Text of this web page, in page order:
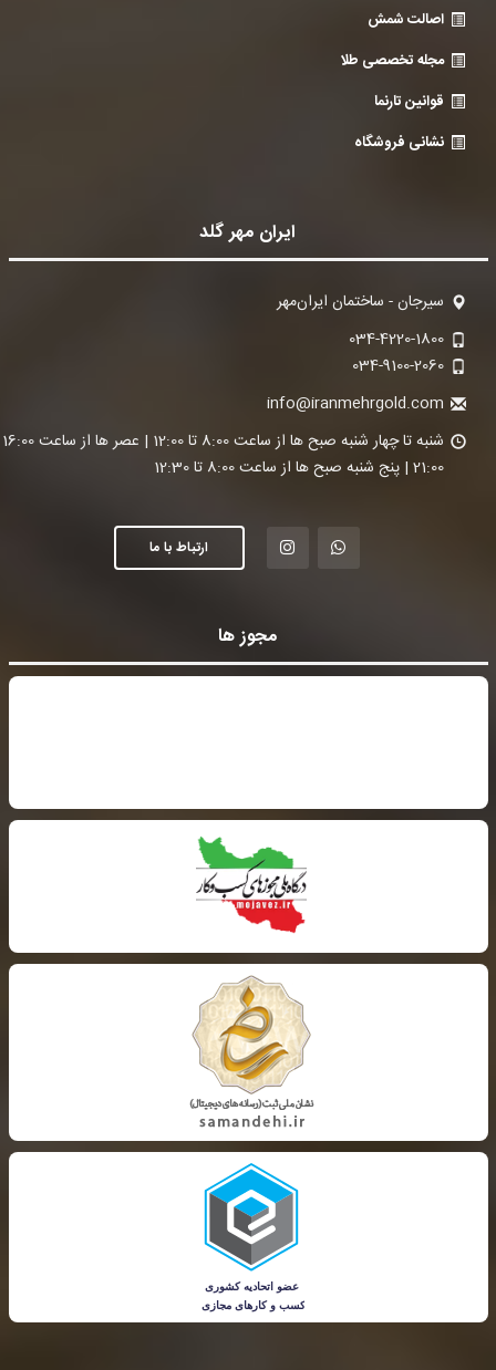
اصالت شمش
مجله تخصصی طلا
قوانین تارنما
نشانی فروشگاه
ایران مهر گلد
سیرجان - ساختمان ایران‌مهر
034-4220-1800
034-9100-2060
info@iranmehrgold.com
21:00 | پنج شنبه صبح ها از ساعت 8:00 تا 12:30
ارتباط با ما
مجوز ها